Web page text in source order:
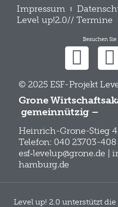
Impressum
Level up!2.0// Termine
Besuchen
© 2025 ESF-Projekt
Grone
gemeinnützig –
Heinrich-Grone-Stieg 4
Telefon: 040 23703-408
esf‑levelup@grone.de |
hamburg.de
Level up! 2.0 unterstützt